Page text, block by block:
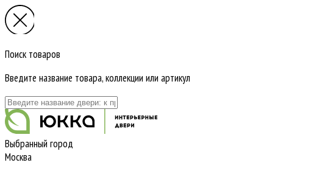
Поиск товаров
Введите название товара, коллекции или артикул
Выбранный город
Москва